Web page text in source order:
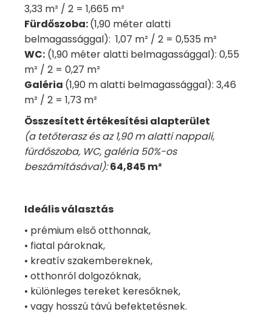
3,33 m² / 2 = 1,665 m²
Fürdőszoba:(1,90 méter alatti
belmagassággal): 1,07 m² / 2 = 0,535 m²
WC: (1,90 méter alatti belmagassággal): 0,55
m² / 2 = 0,27 m²
Galéria (1,90 m alatti belmagassággal): 3,46
m² / 2 = 1,73 m²
Összesített értékesítési alapterület
(a tetőterasz és az 1,90 m alatti nappali,
fürdőszoba, WC, galéria 50%-os
beszámításával): 64,845 m²
Ideális választás
• prémium első otthonnak,
• fiatal pároknak,
• kreatív szakembereknek,
• otthonról dolgozóknak,
• különleges tereket keresőknek,
• vagy hosszú távú befektetésnek.